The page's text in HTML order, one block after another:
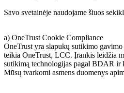
Savo svetainėje naudojame šiuos
a) OneTrust Cookie Compliance
OneTrust yra slapukų sutikimo
teikia OneTrust, LCC. Įrankis leidžia
sutikimą technologijas pagal BDAR ir
Mūsų tvarkomi asmens duomenys